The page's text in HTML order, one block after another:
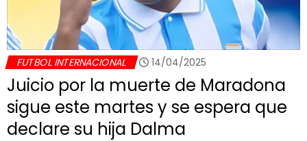
FUTBOL INTERNACIONAL 14/04/2025
Juicio por la muerte de Maradona
sigue este martes y se espera que
declare su hija Dalma